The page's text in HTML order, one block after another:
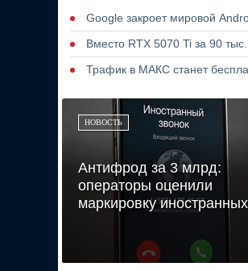
Google закроет мировой
Вместо RTX 5070 Ti за 90
Трафик в МАКС станет
НОВОСТЬ
Антифрод за 3 млрд:
операторы оценили
маркировку